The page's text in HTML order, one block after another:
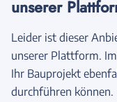
unserer
Leider ist dieser
unserer Plattform.
Ihr Bauprojekt
durchführen können.